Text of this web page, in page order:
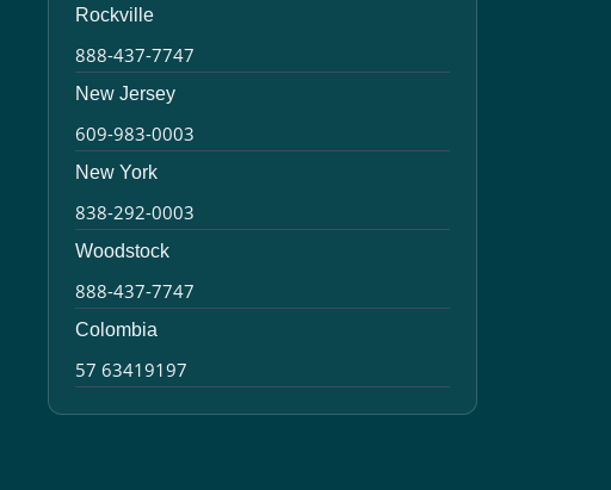
Rockville
888-437-7747
New Jersey
609-983-0003
New York
838-292-0003
Woodstock
888-437-7747
Colombia
57 63419197